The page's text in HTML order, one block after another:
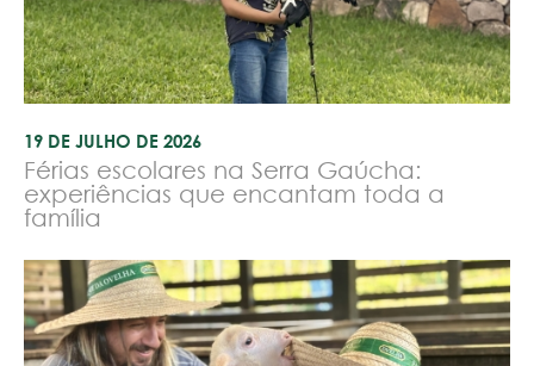
19 DE JULHO DE 2026
Férias escolares na Serra Gaúcha:
experiências que encantam toda a
família